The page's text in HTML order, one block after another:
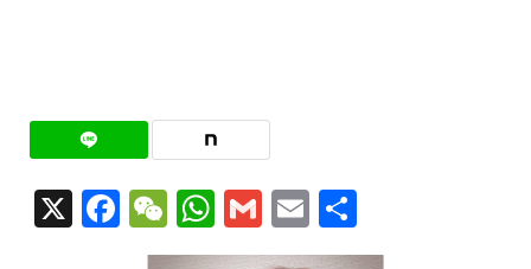
X Facebook
WeChat
WhatsApp
GmailEmail
有